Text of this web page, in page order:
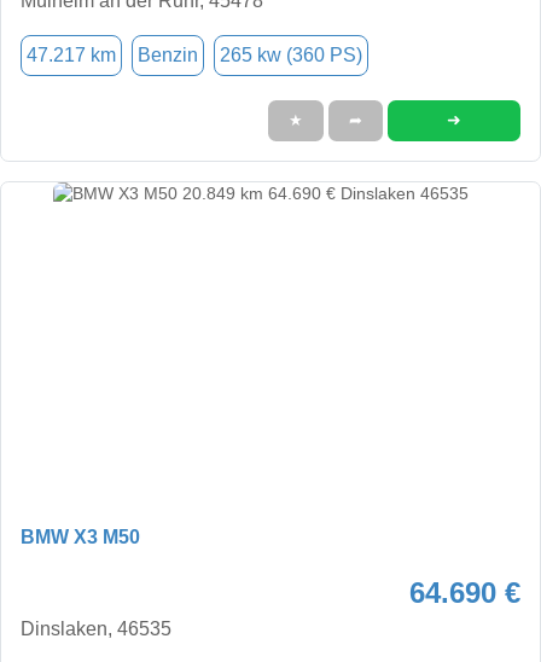
47.217 km Benzin 265 kw (360 PS)
★ ➦ ➜
BMW X3 M50
64.690 €
Dinslaken, 46535